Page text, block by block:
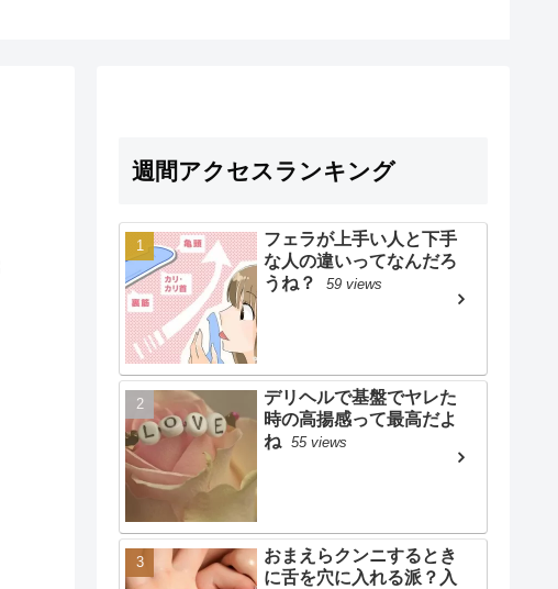
週間アクセスランキング
フェラが上手い人と下手
な人の違いってなんだろ
うね？
59 views
デリヘルで基盤でヤレた
時の高揚感って最高だよ
ね 55 views
おまえらクンニするとき
に舌を穴に入れる派？入